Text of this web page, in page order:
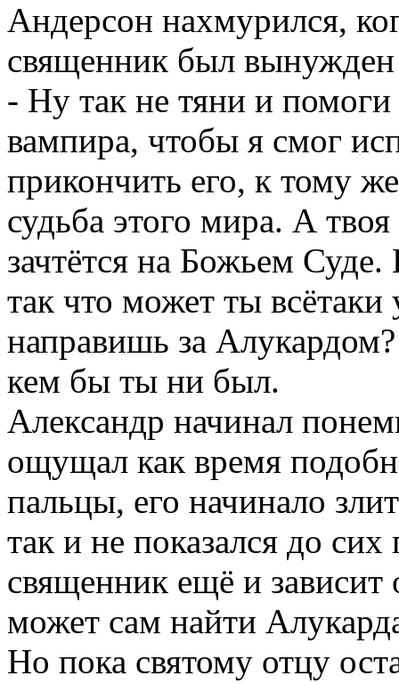
Андерсон нахмурился,
священник был вынужден
- Ну так не тяни и
вампира, чтобы я смог
прикончить его, к тому
судьба этого мира. А
зачтётся на Божьем
так что может ты
направишь за
кем бы ты ни был.
Александр начинал
ощущал как время
пальцы, его начинало
так и не показался до
священник ещё и зависит
может сам найти
Но пока святому отцу